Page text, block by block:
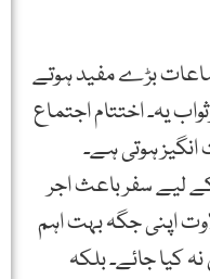
بڑے مفید ہوتے
یہ۔ اختتام اجتماع
انگیز ہوتی ہے۔
لیے سفر باعث اجر
اپنی جگہ بہت اہم
کیا جائے۔ بلکہ